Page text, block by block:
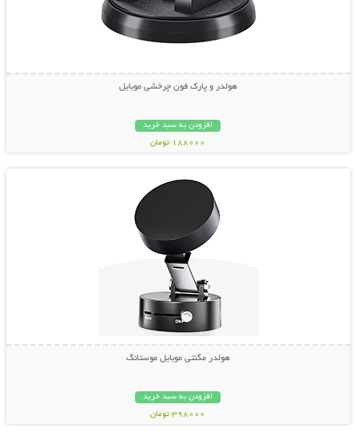
هولدر و پارک فون چرخشی موبایل
افزودن به سبد خرید
188000 تومان
نمایش توضیحات بیشتر
هولدر مگنتی موبایل موستانگ
افزودن به سبد خرید
398000 تومان
نمایش توضیحات بیشتر